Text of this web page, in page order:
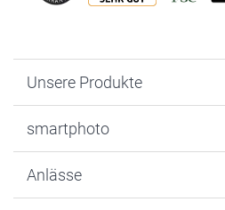
Unsere Produkte
Fotogeschenke
MyNameBook
smartphoto
Warum smartphoto
Anlässe